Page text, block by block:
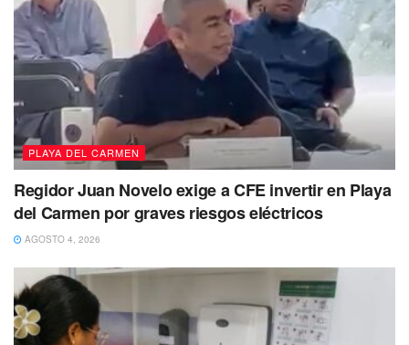
PLAYA DEL CARMEN
Regidor Juan Novelo exige a CFE invertir en Playa
del Carmen por graves riesgos eléctricos
AGOSTO 4, 2026